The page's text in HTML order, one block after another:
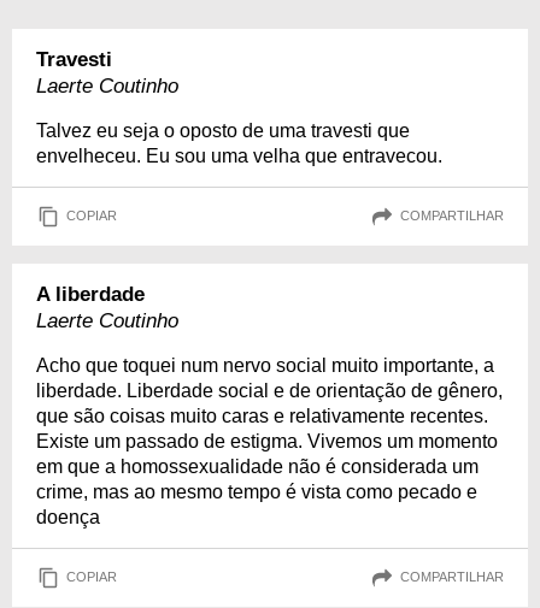
Travesti
Laerte Coutinho
Talvez eu seja o oposto de uma travesti que
envelheceu. Eu sou uma velha que entravecou.
COPIAR COMPARTILHAR
A liberdade
Laerte Coutinho
Acho que toquei num nervo social muito importante, a
liberdade. Liberdade social e de orientação de gênero,
que são coisas muito caras e relativamente recentes.
Existe um passado de estigma. Vivemos um momento
em que a homossexualidade não é considerada um
crime, mas ao mesmo tempo é vista como pecado e
doença
COPIAR COMPARTILHAR